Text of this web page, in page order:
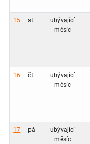
15 st
ubývající
měsíc
16 čt
ubývající
měsíc
17 pá
ubývající
měsíc